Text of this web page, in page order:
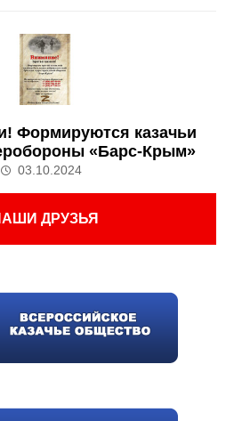
Формируются казачьи
«Барс-Крым»
03.10.2024
ДРУЗЬЯ